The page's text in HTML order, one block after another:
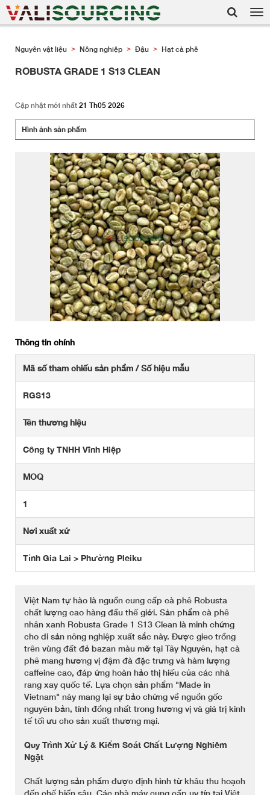
Nguyên vật liệu > Nông nghiệp > Đậu > Hạt cà phê
ROBUSTA GRADE 1 S13 CLEAN
Cập nhật mới nhất 21 Th05 2026
Hình ảnh sản phẩm
Thông tin chính
Mã số tham chiếu sản phẩm / Số hiệu mẫu
RGS13
Tên thương hiệu
Công ty TNHH Vĩnh Hiệp
MOQ
1
Nơi xuất xứ
Tỉnh Gia Lai > Phường Pleiku
Việt Nam tự hào là nguồn cung cấp cà phê Robusta
chất lượng cao hàng đầu thế giới. Sản phẩm cà phê
nhân xanh Robusta Grade 1 S13 Clean là minh chứng
cho di sản nông nghiệp xuất sắc này. Được gieo trồng
trên vùng đất đỏ bazan màu mỡ tại Tây Nguyên, hạt cà
phê mang hương vị đậm đà đặc trưng và hàm lượng
caffeine cao, đáp ứng hoàn hảo thị hiếu của các nhà
rang xay quốc tế. Lựa chọn sản phẩm "Made in
Vietnam" này mang lại sự bảo chứng về nguồn gốc
nguyên bản, tính đồng nhất trong hương vị và giá trị kinh
tế tối ưu cho sản xuất thương mại.
Quy Trình Xử Lý & Kiểm Soát Chất Lượng Nghiêm
Ngặt
Chất lượng sản phẩm được định hình từ khâu thu hoạch